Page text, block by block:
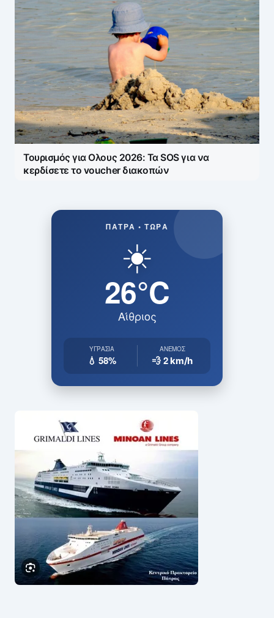
Τουρισμός για Ολους 2026: Τα SOS για να
κερδίσετε το voucher διακοπών
ΠΆΤΡΑ • ΤΏΡΑ
☀️
26°C
Αίθριος
ΥΓΡΑΣΊΑ
💧 58%
ΆΝΕΜΟΣ
💨 2km/h